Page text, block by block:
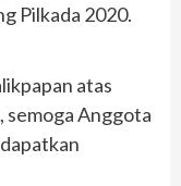
Pilkada 2020.
atas
semoga Anggota